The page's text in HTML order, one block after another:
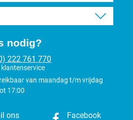
nodig?
222 761 770
van maandag t/m vrijdag
17:00
ons Facebook